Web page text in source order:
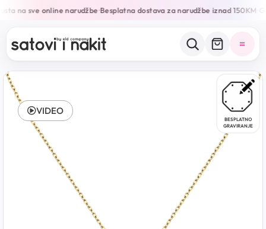
na sve online narudžbe•Besplatna dostava za narudžbe iznad 150KM•
BESPLATNO
GRAVIRANJE
VIDEO